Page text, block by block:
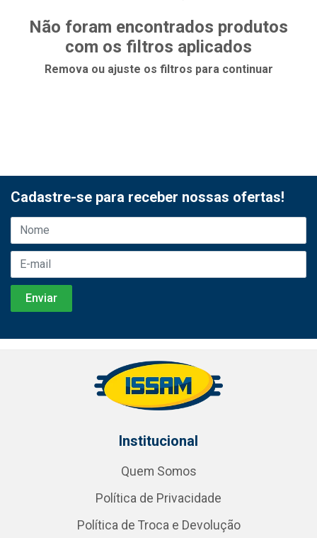
Não foram encontrados produtos
com os filtros aplicados
Remova ou ajuste os filtros para continuar
Cadastre-se para receber nossas ofertas!
Institucional
Quem Somos
Política de Privacidade
Política de Troca e Devolução